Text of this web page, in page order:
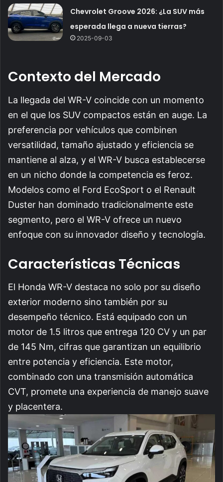
Chevrolet Groove 2026: ¿La SUV más
esperada llega a nueva tierras?
2025-09-03
Contexto del Mercado
La llegada del WR-V coincide con un momento
en el que los SUV compactos están en auge. La
preferencia por vehículos que combinen
versatilidad, tamaño ajustado y eficiencia se
mantiene al alza, y el WR-V busca establecerse
en un nicho donde la competencia es feroz.
Modelos como el Ford EcoSport o el Renault
Duster han dominado tradicionalmente este
segmento, pero el WR-V ofrece un nuevo
enfoque con su innovador diseño y tecnología.
Características Técnicas
El Honda WR-V destaca no solo por su diseño
exterior moderno sino también por su
desempeño técnico. Está equipado con un
motor de 1.5 litros que entrega 120 CV y un par
de 145 Nm, cifras que garantizan un equilibrio
entre potencia y eficiencia. Este motor,
combinado con una transmisión automática
CVT, promete una experiencia de manejo suave
y placentera.